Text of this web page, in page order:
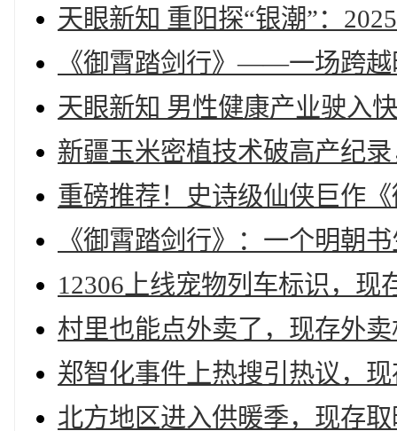
天眼新知 重阳探“银潮”：
《御霄踏剑行》——一场跨
天眼新知 男性健康产业驶入
新疆玉米密植技术破高产纪
重磅推荐！史诗级仙侠巨作
《御霄踏剑行》：一个明朝
12306上线宠物列车标识，现
村里也能点外卖了，现存外
郑智化事件上热搜引热议，
北方地区进入供暖季，现存